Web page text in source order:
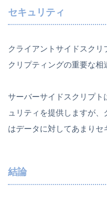
セキュリティ
クライアントサイドスク
クリプティングの重要な相
サーバーサイドスクリプト
ュリティを提供しますが、
はデータに対してあまりセ
結論